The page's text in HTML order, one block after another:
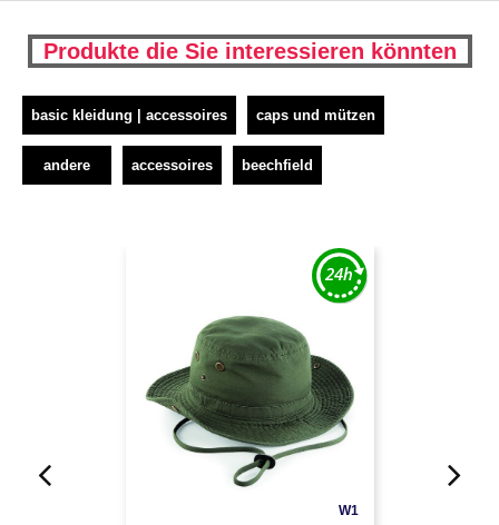
Produkte die Sie interessieren könnten
basic kleidung | accessoires caps und mützen
andere accessoires beechfield
W1